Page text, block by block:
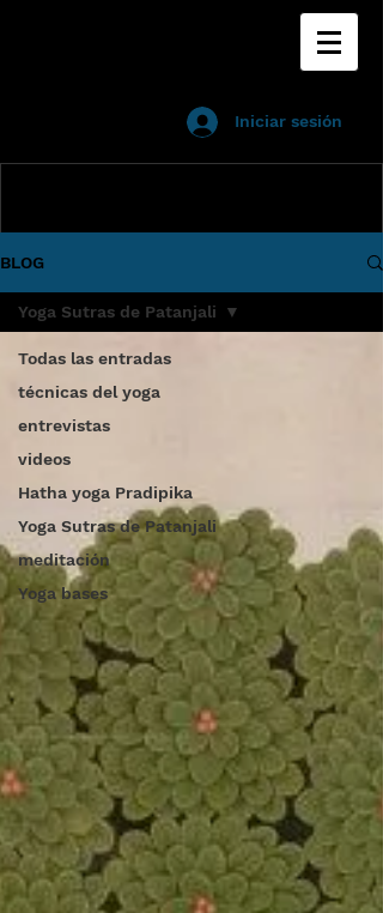
Iniciar sesión
BLOG
Todas las entradas
técnicas del yoga
entrevistas
videos
Hatha yoga Pradipika
Yoga Sutras de Patanjali
meditación
Yoga bases
Yoga Sutras de Patanjali